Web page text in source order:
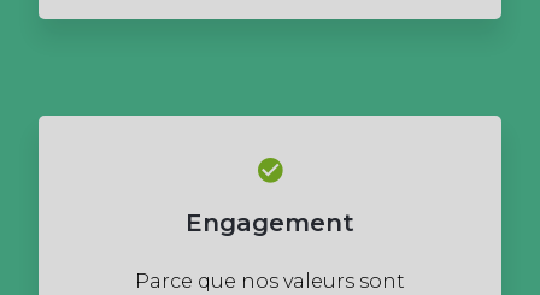
Engagement
Parce que nos valeurs sont